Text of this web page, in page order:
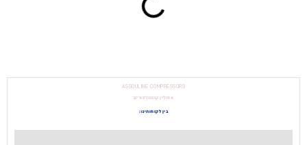
ASSOULINE COMPRESSORS
אסולין קומפרסורים
בין לקוחותינו: